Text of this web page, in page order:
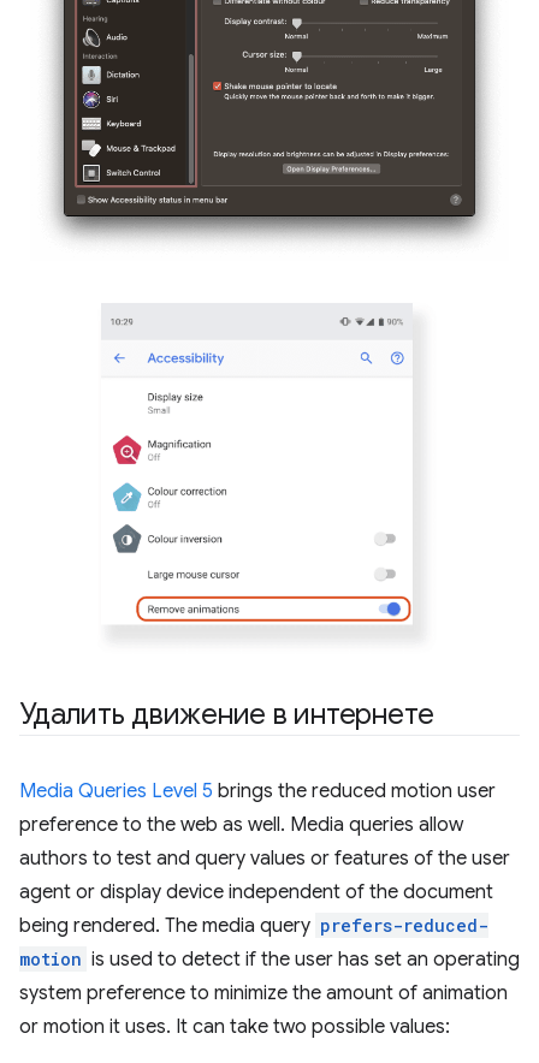
Удалить движение в интернете
Media Queries Level 5 brings the reduced motion user
preference to the web as well. Media queries allow
authors to test and query values or features of the user
agent or display device independent of the document
being rendered. The media query prefers-reduced-
motion is used to detect if the user has set an operating
system preference to minimize the amount of animation
or motion it uses. It can take two possible values: